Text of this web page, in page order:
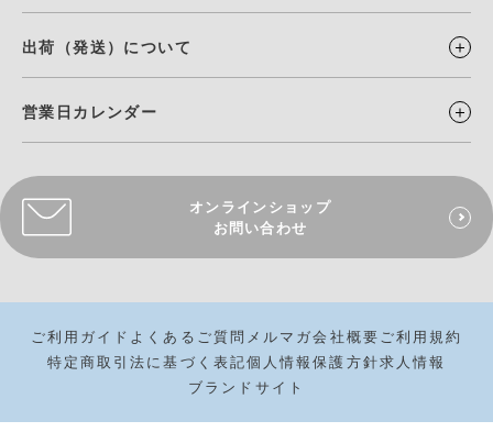
出荷（発送）について
営業日カレンダー
オンラインショップ
お問い合わせ
ご利用ガイド よくあるご質問 メルマガ会社概要 ご利用規約
特定商取引法に基づく表記個人情報保護方針求人情報
ブランドサイト